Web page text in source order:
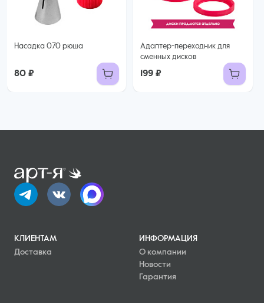
Насадка 070 рюша
80 ₽
Адаптер-переходник для
сменных дисков
199 ₽
КЛИЕНТАМ
Доставка
ИНФОРМАЦИЯ
О компании
Новости
Гарантия